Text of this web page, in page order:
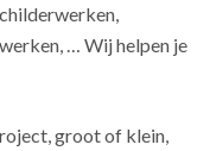
… Wij helpen je
groot of klein,